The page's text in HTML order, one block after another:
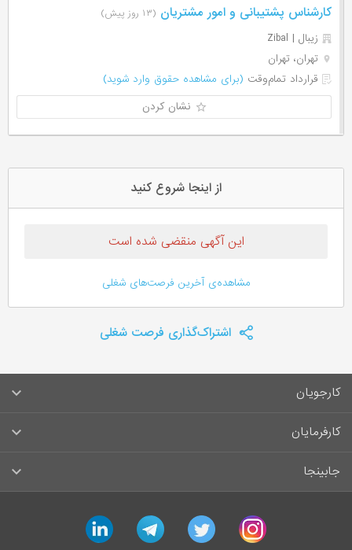
کارشناس پشتیبانی و امور مشتریان (۱۳ روز پیش)
زیبال | Zibal
تهران، تهران
قرارداد تمام‌وقت (برای مشاهده حقوق وارد شوید)
نشان کردن
از اینجا شروع کنید
این آگهی منقضی شده است
مشاهده‌ی آخرین فرصت‌های شغلی
اشتراک‌گذاری فرصت شغلی
کارجویان
سوالات متداول کارجویان
لیست مشاغل
آگهی‌های استخدام
کارفرمایان
راهنمای ثبت آگهی استخدام
قوانین و مقررات کارفرمایان
جابینجا
جابینجا در رسانه‌ها
instagram
twitter
telegram
linkedin